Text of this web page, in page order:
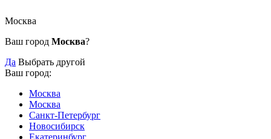
Москва
Ваш город Москва?
Да Выбрать другой
Ваш город:
Москва
Москва
Санкт-Петербург
Новосибирск
Екатеринбург